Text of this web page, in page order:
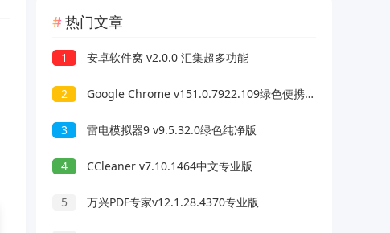
热门文章
1 安卓软件窝 v2.0.0 汇集超多功能
2 Google Chrome v151.0.7922.109绿色便携版
3 雷电模拟器9 v9.5.32.0绿色纯净版
4 CCleaner v7.10.1464中文专业版
5 万兴PDF专家v12.1.28.4370专业版